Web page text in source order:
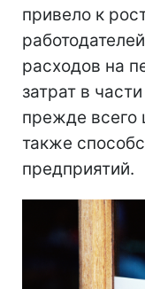
привело к
расходов на
затрат в
прежде всего
также
предприятий.